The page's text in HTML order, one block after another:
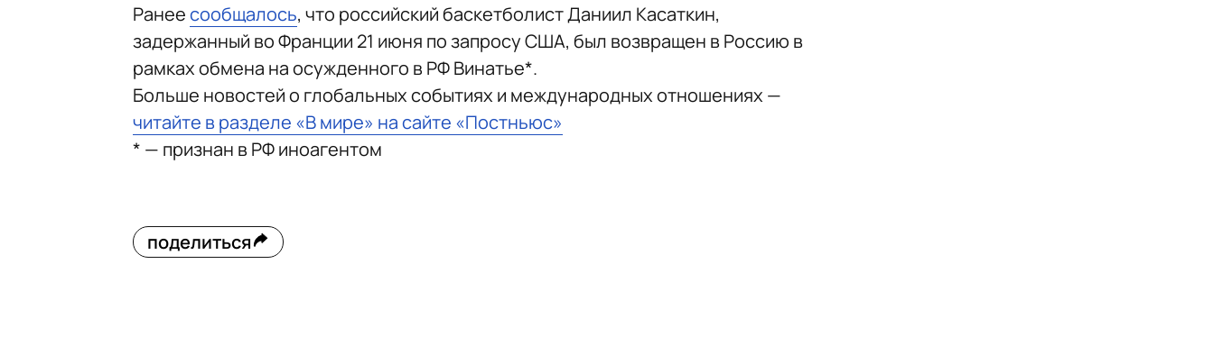
Ранеесообщалось, что российский баскетболист Даниил Касаткин,
задержанный во Франции 21 июня по запросу США, был возвращен в Россию в
рамках обмена на осужденного в РФ Винатье*.
Больше новостей о глобальных событиях и международных отношениях —
читайте в разделе «В мире» на сайте «Постньюс»
* — признан в РФ иноагентом
поделиться